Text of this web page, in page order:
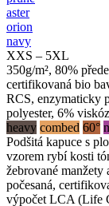
aster
orion
navy
XXS – 5XL
350g/m², 80%
certifikovaná bio
RCS, enzymaticky
polyester, 6%
heavy combed 60°
Podšitá kapuce s
vzorem rybí kosti
žebrované
počesaná,
výpočet LCA (Life